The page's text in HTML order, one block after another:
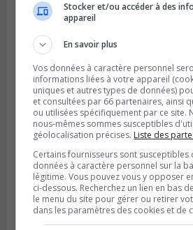
LONGUEUIL
Publié le 6 août 2026 à 11h58
Des jeunes ciblent la
le Défi écrou de roue
Stocker et/ou accéder à des
appareil
En savoir plus
Vos données à caractère personnel
informations liées à votre appareil
uniques et autres types de données)
et consultées par 66 partenaires, ainsi
ou utilisées spécifiquement par ce site.
nous-mêmes sommes susceptibles
géolocalisation précises. Liste des
Certains fournisseurs sont susceptibles
données à caractère personnel sur la
légitime. Vous pouvez vous y opposer
ci-dessous. Recherchez un lien en bas
le menu du site pour gérer ou retirer
dans les paramètres des cookies et de